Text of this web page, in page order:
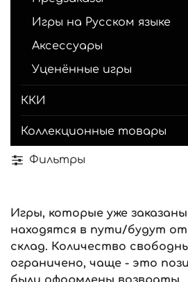
Фильтры
Игры, которые уже
находятся в пути/будут
склад. Количество
ограничено, чаще - это
Игры на Русском языке
Аксессуары
Уценённые игры
ККИ
Коллекционные товары